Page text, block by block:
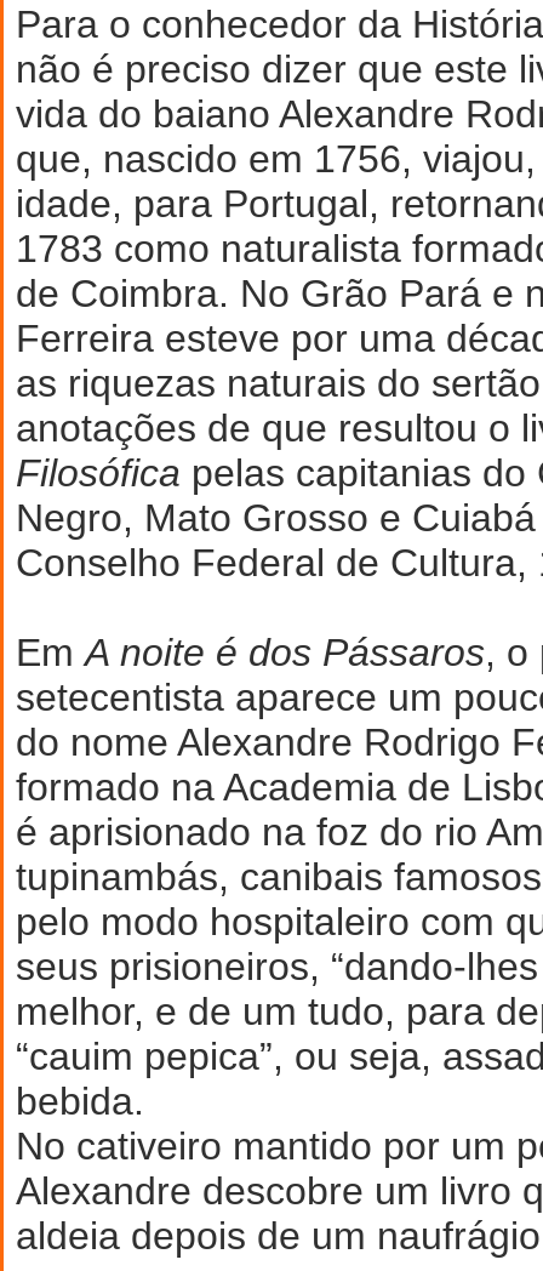
Para o conhecedor da
não é preciso dizer que este
vida do baiano Alexandre
que, nascido em 1756,
idade, para Portugal,
1783 como naturalista
de Coimbra. No Grão Pará e
Ferreira esteve por uma
as riquezas naturais do
anotações de que resultou o
Filosófica pelas capitanias do
Negro, Mato Grosso e
Conselho Federal de Cultura,
EmA noite é dos Pássaros, o
setecentista aparece um
do nome Alexandre Rodrigo
formado na Academia de
é aprisionado na foz do rio
tupinambás, canibais
pelo modo hospitaleiro com
seus prisioneiros, “dando-
melhor, e de um tudo, para
“cauim pepica”, ou seja,
bebida.
No cativeiro mantido por um
Alexandre descobre um livro
aldeia depois de um